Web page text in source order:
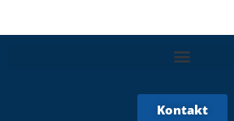
Kontakt